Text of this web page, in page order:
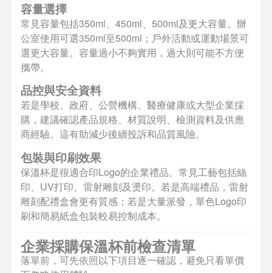
容量選擇
常見容量包括350ml、450ml、500ml及更大容量。辦
公室使用可選350ml至500ml；戶外活動或運動場景可
選更大容量。容量過小不夠實用，過大則可能不方便
攜帶。
品控與安全資料
若是學校、政府、公營機構、醫療健康或大型企業採
購，建議確認產品規格、材質說明、檢測資料及供應
商經驗。這有助減少後續投訴和品質風險。
包裝與印刷效果
保溫杯是很適合印Logo的企業禮品。常見工藝包括絲
印、UV打印、雷射雕刻及燙印。若是高端禮品，雷射
雕刻配禮盒會更有質感；若是大量派發，單色Logo印
刷和簡易紙盒包裝較易控制成本。
企業採購保溫杯前檢查清單
落單前，可先依照以下項目逐一確認，避免只看單價